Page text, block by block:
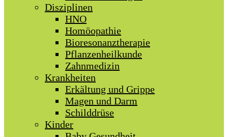
Disziplinen
HNO
Homöopathie
Bioresonanztherapie
Pflanzenheilkunde
Zahnmedizin
Krankheiten
Erkältung und Grippe
Magen und Darm
Schilddrüse
Kinder